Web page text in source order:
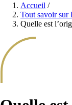
Accueil /
Tout savoir sur
Quelle est